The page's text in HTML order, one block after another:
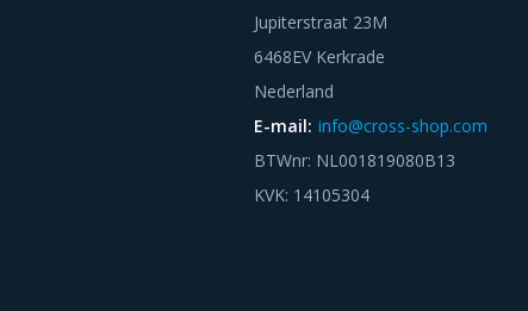
Jupiterstraat 23M
6468EV Kerkrade
Nederland
E-mail: info@cross-shop.com
BTWnr: NL001819080B13
KVK: 14105304